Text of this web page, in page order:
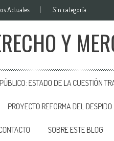
Actuales Sin categoría
Y
ESTADO DE LA CUESTIÓN
PROYECTO REFORMA DEL DESPIDO
SOBRE ESTE BLOG